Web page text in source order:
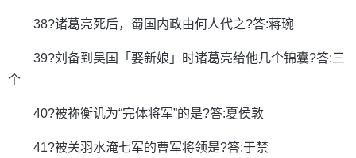
38?诸葛亮死后，蜀国内政由何人代之?答:蒋琬
39?刘备到吴国「娶新娘」时诸葛亮给他几个锦囊?答:三
个
40?被祢衡讥为“完体将军”的是?答:夏侯敦
41?被关羽水淹七军的曹军将领是?答:于禁